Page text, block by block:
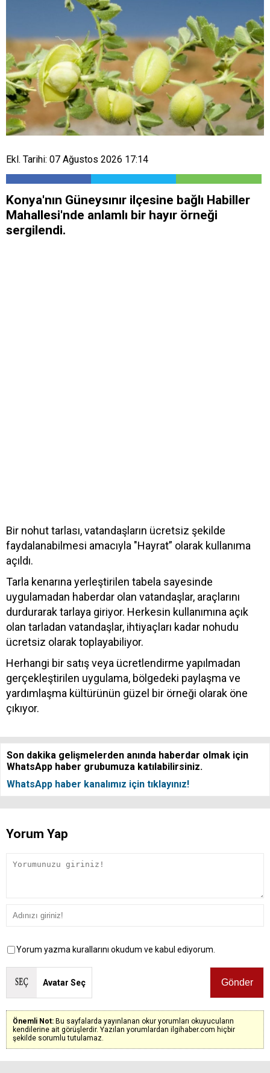
Ekl. Tarihi: 07 Ağustos 2026 17:14
Konya'nın Güneysınır ilçesine bağlı Habiller
Mahallesi'nde anlamlı bir hayır örneği
sergilendi.
Bir nohut tarlası, vatandaşların ücretsiz şekilde
faydalanabilmesi amacıyla "Hayrat” olarak kullanıma
açıldı.
Tarla kenarına yerleştirilen tabela sayesinde
uygulamadan haberdar olan vatandaşlar, araçlarını
durdurarak tarlaya giriyor. Herkesin kullanımına açık
olan tarladan vatandaşlar, ihtiyaçları kadar nohudu
ücretsiz olarak toplayabiliyor.
Herhangi bir satış veya ücretlendirme yapılmadan
gerçekleştirilen uygulama, bölgedeki paylaşma ve
yardımlaşma kültürünün güzel bir örneği olarak öne
çıkıyor.
Son dakika gelişmelerden anında haberdar olmak için
WhatsApp haber grubumuza katılabilirsiniz.
WhatsApp haber kanalımız için tıklayınız!
Yorum Yap
Yorum yazma kurallarını okudum ve kabul ediyorum.
Avatar Seç
Önemli Not: Bu sayfalarda yayınlanan okur yorumları okuyucuların
kendilerine ait görüşlerdir. Yazılan yorumlardan ilgihaber.com hiçbir
şekilde sorumlu tutulamaz.